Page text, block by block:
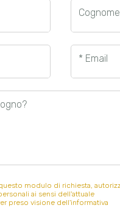
Cognome
* Email
modulo di richiesta,
ai sensi dell'attuale
preso visione dell'informativa